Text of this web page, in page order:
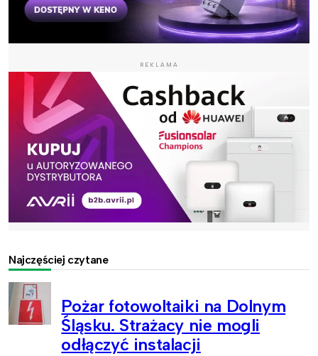
REKLAMA
Najczęściej czytane
Pożar fotowoltaiki na Dolnym
Śląsku. Strażacy nie mogli
odłączyć instalacji